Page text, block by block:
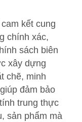
kết cung
chính xác,
sách biên
xây dựng
chẽ, minh
đảm bảo
trung thực
sản phẩm mà